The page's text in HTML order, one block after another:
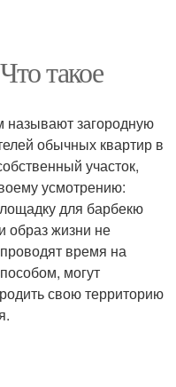
такое
называют загородную
обычных квартир в
участок,
усмотрению:
для барбекю
образ жизни не
время на
могут
свою территорию